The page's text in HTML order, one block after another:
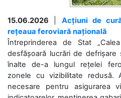
15.06.2026
Acțiuni de
rețeaua feroviară națională
Întreprinderea de Stat
desfășoară lucrări de
înalte de-a lungul rețelei
zonele cu vizibilitate redusă.
necesare pentru asigurarea